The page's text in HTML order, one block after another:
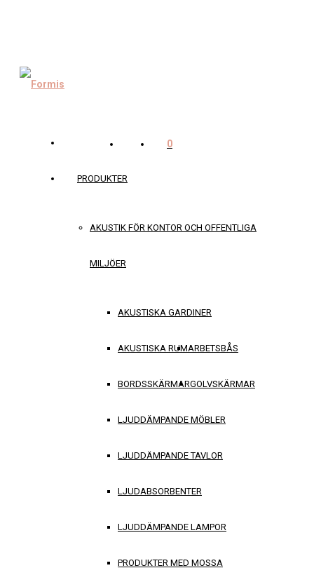
PRODUKTER
AKUSTIK FÖR KONTOR OCH OFFENTLIGA
MILJÖER
AKUSTISKA GARDINER
AKUSTISKA RUMARBETSBÅS
BORDSSKÄRMARGOLVSKÄRMAR
LJUDDÄMPANDE MÖBLER
LJUDDÄMPANDE TAVLOR
LJUDABSORBENTER
LJUDDÄMPANDE LAMPOR
PRODUKTER MED MOSSA
0